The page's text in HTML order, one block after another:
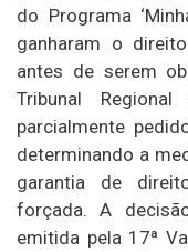
do Programa
ganharam o
antes de serem
Tribunal
parcialmente
determinando a
garantia de
forçada. A
emitida pela 17ª